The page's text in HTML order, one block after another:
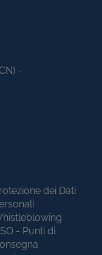
-
dei Dati
- Punti di